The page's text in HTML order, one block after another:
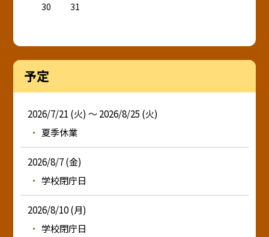
30
31
予定
2026/7/21 (火) ～ 2026/8/25 (火)
夏季休業
2026/8/7 (金)
学校閉庁日
2026/8/10 (月)
学校閉庁日